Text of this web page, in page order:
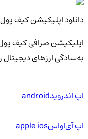
دانلود اپلیکیشن کیف‌
اپلیکیشن صرافی کیف پول
به‌سادگی ارزهای
اپ اندرویدandroid
اپ آی‌او‌اسapple ios